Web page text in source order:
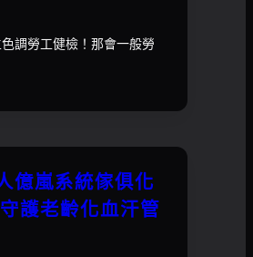
色調勞工健檢！那會一般勞
億嵐系統傢俱化
護老齡化血汗管